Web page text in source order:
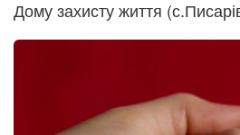
Дому захисту життя